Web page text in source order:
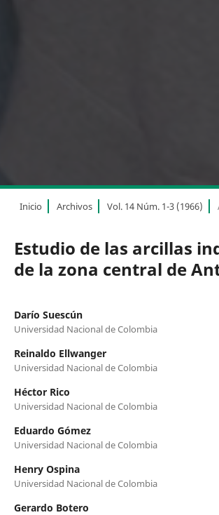
Inicio Archivos Vol. 14 Núm. 1-3 (1966)
Estudio de las arcillas
de la zona central de
Darío Suescún
Universidad Nacional de Colombia
Reinaldo Ellwanger
Universidad Nacional de Colombia
Héctor Rico
Universidad Nacional de Colombia
Eduardo Gómez
Universidad Nacional de Colombia
Henry Ospina
Universidad Nacional de Colombia
Gerardo Botero